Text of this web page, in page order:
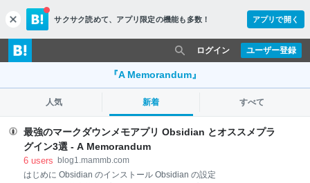
c
l
o
s
サクサク読めて、 アプリ限定の機能も多数！ アプリで開く
ユーザー登録
ログイン
『A Memorandum』
人気 新着 すべて
最強のマークダウンメモアプリ Obsidian とオススメプラ
グイン3選 - A Memorandum
6 users blog1.mammb.com
はじめに Obsidian のインストール Obsidian の設定